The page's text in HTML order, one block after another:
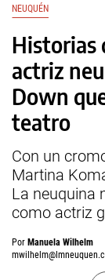
NEUQUÉN
Historias
actriz
Down
teatro
Con un
Martina
La neuquina
como actriz
Por Manuela Wilhelm